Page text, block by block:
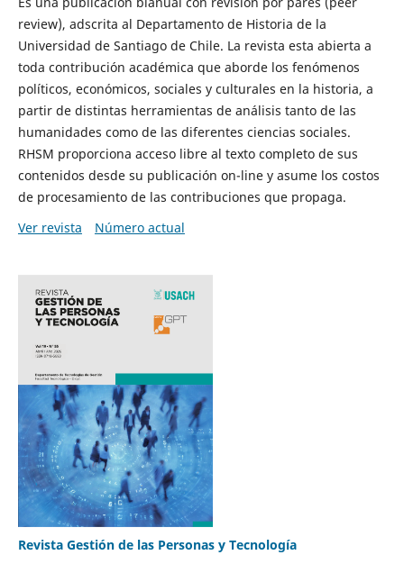
review), adscrita al Departamento de Historia de la
Universidad de Santiago de Chile. La revista esta abierta a
toda contribución académica que aborde los fenómenos
políticos, económicos, sociales y culturales en la historia, a
partir de distintas herramientas de análisis tanto de las
humanidades como de las diferentes ciencias sociales.
RHSM proporciona acceso libre al texto completo de sus
contenidos desde su publicación on-line y asume los costos
de procesamiento de las contribuciones que propaga.
Ver revista
Número actual
Revista Gestión de las Personas y Tecnología